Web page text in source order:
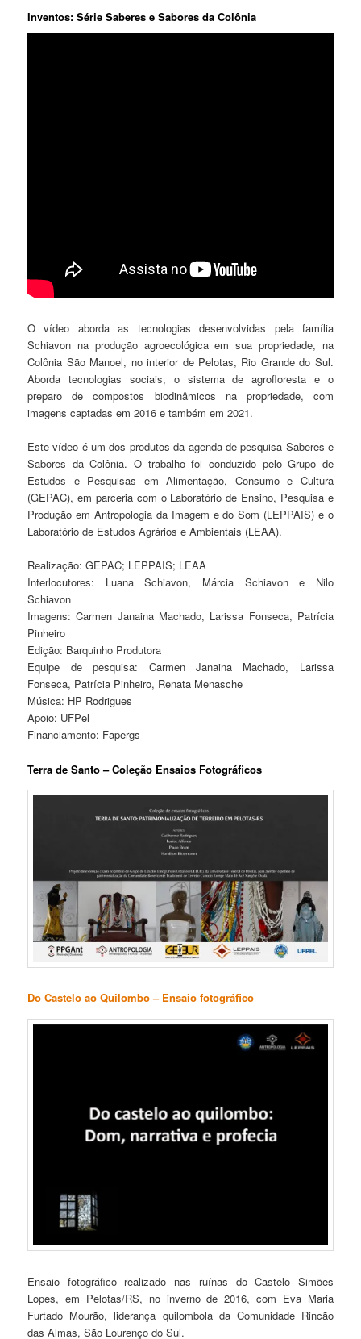
Inventos: Série Saberes e Sabores da Colônia
O vídeo aborda as tecnologias desenvolvidas pela família
Schiavon na produção agroecológica em sua propriedade, na
Colônia São Manoel, no interior de Pelotas, Rio Grande do Sul.
Aborda tecnologias sociais, o sistema de agrofloresta e o
preparo de compostos biodinâmicos na propriedade, com
imagens captadas em 2016 e também em 2021.
Este vídeo é um dos produtos da agenda de pesquisa Saberes e
Sabores da Colônia. O trabalho foi conduzido pelo Grupo de
Estudos e Pesquisas em Alimentação, Consumo e Cultura
(GEPAC), em parceria com o Laboratório de Ensino, Pesquisa e
Produção em Antropologia da Imagem e do Som (LEPPAIS) e o
Laboratório de Estudos Agrários e Ambientais (LEAA).
Realização: GEPAC; LEPPAIS; LEAA
Interlocutores: Luana Schiavon, Márcia Schiavon e Nilo
Schiavon
Imagens: Carmen Janaina Machado, Larissa Fonseca, Patrícia
Pinheiro
Edição: Barquinho Produtora
Equipe de pesquisa: Carmen Janaina Machado, Larissa
Fonseca, Patrícia Pinheiro, Renata Menasche
Música: HP Rodrigues
Apoio: UFPel
Financiamento: Fapergs
Terra de Santo – Coleção Ensaios Fotográficos
Do Castelo ao Quilombo – Ensaio fotográfico
Ensaio fotográfico realizado nas ruínas do Castelo Simões
Lopes, em Pelotas/RS, no inverno de 2016, com Eva Maria
Furtado Mourão, liderança quilombola da Comunidade Rincão
das Almas, São Lourenço do Sul.